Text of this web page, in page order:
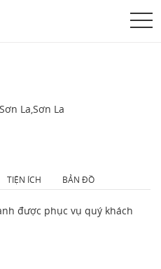
La,Sơn La
TIỆN ÍCH BẢN ĐỒ
được phục vụ quý khách